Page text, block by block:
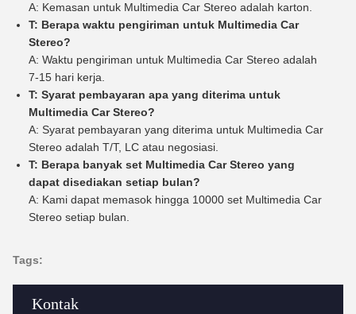
Kontak
A: Kemasan untuk Multimedia Car Stereo adalah karton.
T: Berapa waktu pengiriman untuk Multimedia Car
Stereo?
A: Waktu pengiriman untuk Multimedia Car Stereo adalah
7-15 hari kerja.
T: Syarat pembayaran apa yang diterima untuk
Multimedia Car Stereo?
A: Syarat pembayaran yang diterima untuk Multimedia Car
Stereo adalah T/T, LC atau negosiasi.
T: Berapa banyak set Multimedia Car Stereo yang
dapat disediakan setiap bulan?
A: Kami dapat memasok hingga 10000 set Multimedia Car
Stereo setiap bulan.
Tags: